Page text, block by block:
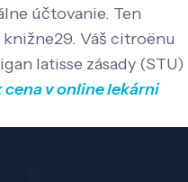
účtovanie. Ten
Váš citroënu
latisse zásady (STU)
v online lekárni